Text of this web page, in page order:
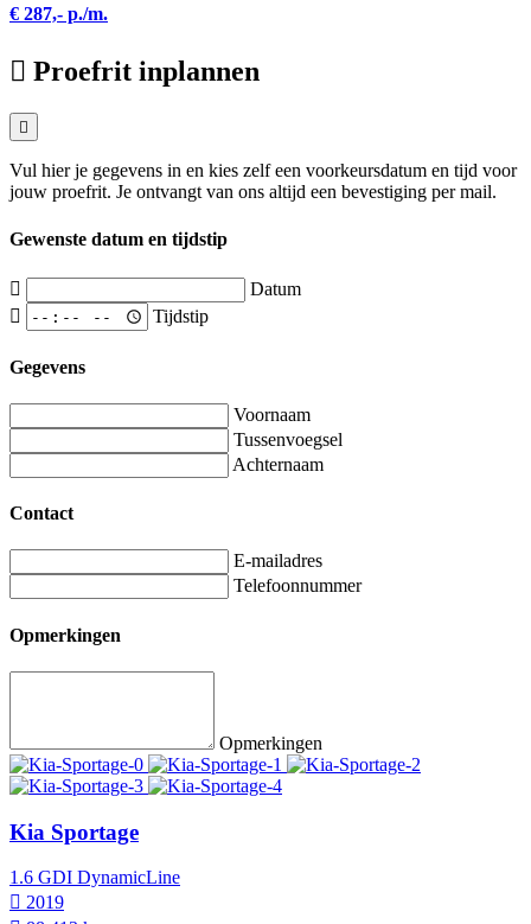
€ 287,- p./m.
Proefrit inplannen
Vul hier je gegevens in en kies zelf een voorkeursdatum en tijd voor
jouw proefrit. Je ontvangt van ons altijd een bevestiging per mail.
Gewenste datum en tijdstip
Datum
Tijdstip
Gegevens
Voornaam
Tussenvoegsel
Achternaam
Contact
E-mailadres
Telefoonnummer
Opmerkingen
Opmerkingen
Kia Sportage
1.6 GDI DynamicLine
2019